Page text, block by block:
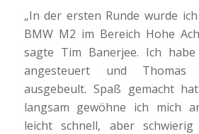
„In der ersten Runde wurde
BMW M2 im Bereich Hohe
sagte Tim Banerjee. Ich
angesteuert und Thomas
ausgebeult. Spaß gemacht
langsam gewöhne ich mich
leicht schnell, aber